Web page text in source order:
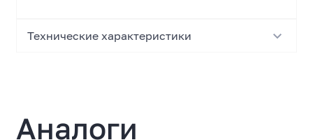
Технические характеристики
Умная колонка
Аналоги